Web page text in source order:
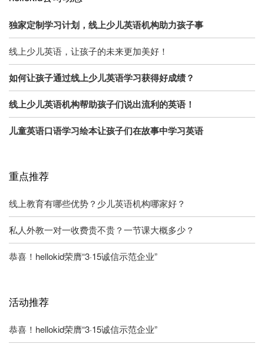
独家定制学习计划，线上少儿英语机构助力孩子事
线上少儿英语，让孩子的未来更加美好！
如何让孩子通过线上少儿英语学习获得好成绩？
线上少儿英语机构帮助孩子们说出流利的英语！
儿童英语口语学习绘本让孩子们在故事中学习英语
重点推荐
线上教育有哪些优势？少儿英语机构哪家好？
私人外教一对一收费贵不贵？一节课大概多少？
恭喜！hellokid荣膺“3·15诚信示范企业”
活动推荐
恭喜！hellokid荣膺“3·15诚信示范企业”